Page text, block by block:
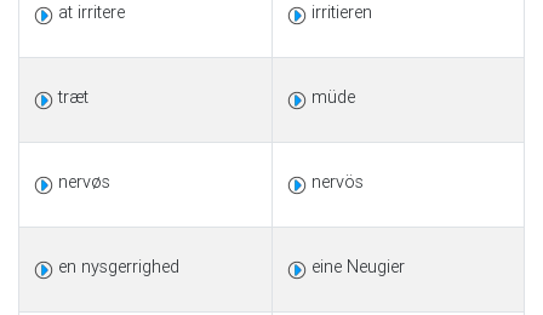
at irritere irritieren
træt müde
nervøs nervös
en nysgerrighed eine Neugier